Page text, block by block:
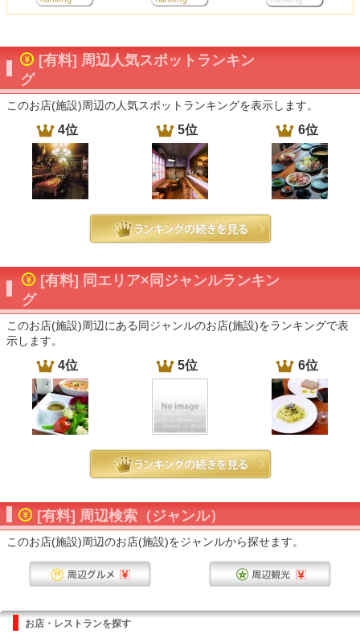
[有料] 周辺人気スポットランキン
グ
このお店(施設)周辺の人気スポットランキングを表示します。
4位 5位 6位
[有料] 同エリア×同ジャンルランキン
グ
このお店(施設)周辺にある同ジャンルのお店(施設)をランキングで表
示します。
4位 5位 6位
[有料] 周辺検索（ジャンル）
このお店(施設)周辺のお店(施設)をジャンルから探せます。
お店・レストランを探す